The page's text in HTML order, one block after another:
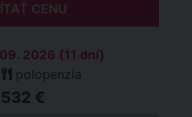
CENU
2026 (11 dní)
polopenzia
€